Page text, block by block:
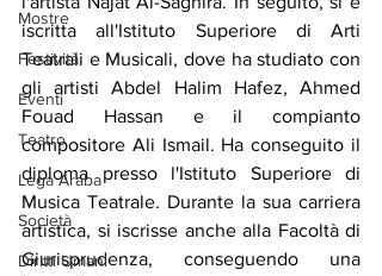
Mostre
Festività
Eventi
Teatro
Lega Araba
Società
Diritti Umani
iscritta all'Istituto Superiore di Arti
Teatrali e Musicali, dove ha studiato con
gli artisti Abdel Halim Hafez, Ahmed
Fouad Hassan e il compianto
compositore Ali Ismail. Ha conseguito il
diploma presso l'Istituto Superiore di
Musica Teatrale. Durante la sua carriera
artistica, si iscrisse anche alla Facoltà di
Giurisprudenza, conseguendo una